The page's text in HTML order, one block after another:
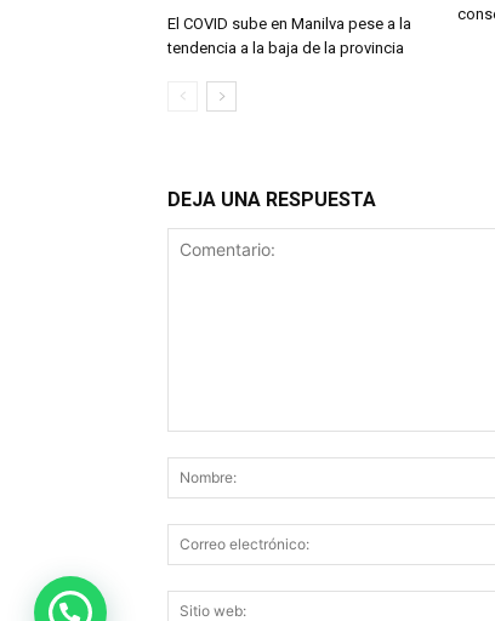
El COVID sube en Manilva pese a la
tendencia a la baja de la provincia
DEJA UNA RESPUESTA